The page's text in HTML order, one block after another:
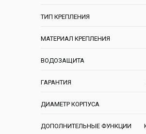
ТИП КРЕПЛЕНИЯ
МАТЕРИАЛ КРЕПЛЕНИЯ
ВОДОЗАЩИТА
ГАРАНТИЯ
ДИАМЕТР КОРПУСА
ДОПОЛНИТЕЛЬНЫЕ ФУНКЦИИ